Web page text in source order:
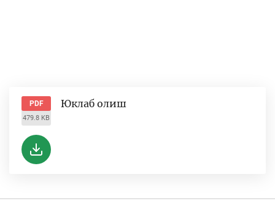
PDF
479.8 KB
Юклаб олиш